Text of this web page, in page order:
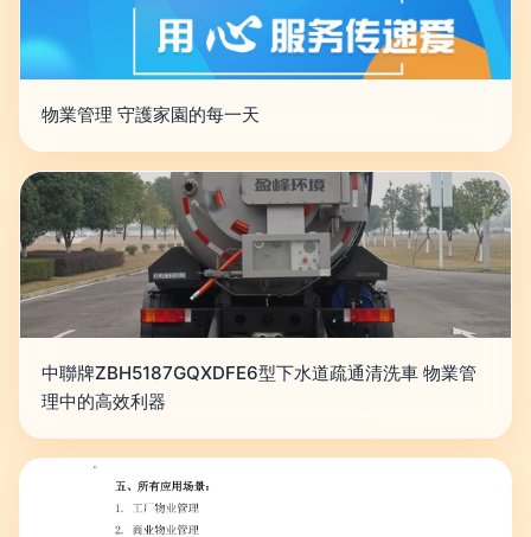
物業管理 守護家園的每一天
中聯牌ZBH5187GQXDFE6型下水道疏通清洗車 物業管
理中的高效利器